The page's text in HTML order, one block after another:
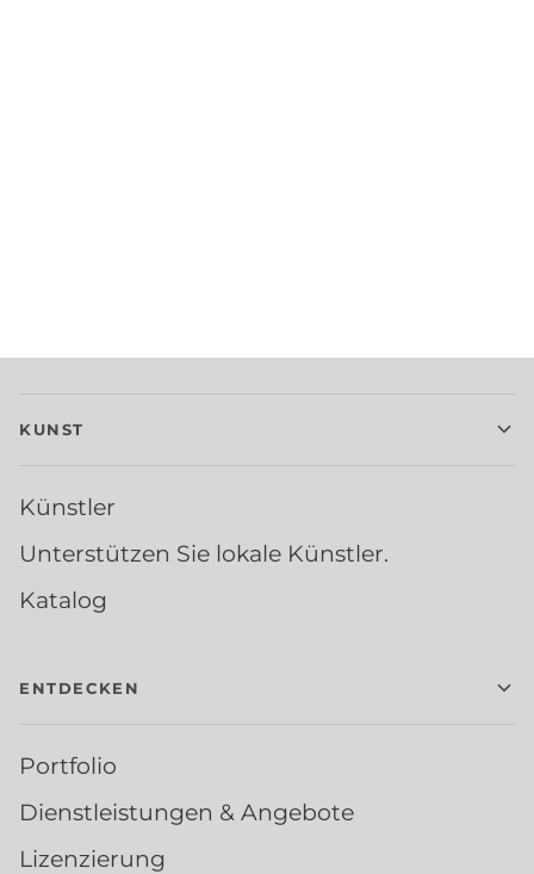
KUNST
Künstler
Unterstützen Sie lokale Künstler.
Katalog
ENTDECKEN
Portfolio
Dienstleistungen & Angebote
Lizenzierung